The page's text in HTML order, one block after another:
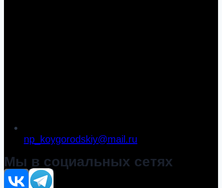
np_koygorodskiy@mail.ru
Мы в социальных сетях